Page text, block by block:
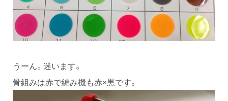
うーん。迷います。
骨組みは赤で編み機も赤×黒です。